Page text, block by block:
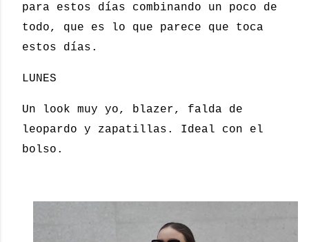
para estos días combinando un poco de
todo, que es lo que parece que toca
estos días.
LUNES
Un look muy yo, blazer, falda de
leopardo y zapatillas. Ideal con el
bolso.